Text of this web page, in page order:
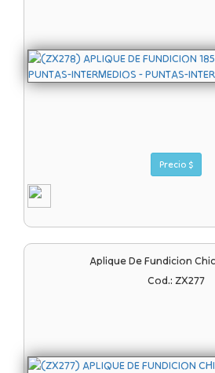
Precio $
Aplique De Fundicion
Cod.: ZX277